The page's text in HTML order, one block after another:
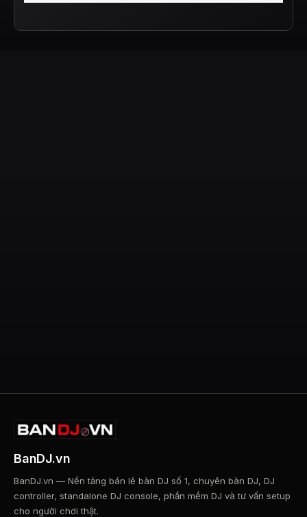
BanDJ.vn
BanDJ.vn — Nền tảng bán lẻ bàn DJ số 1, chuyên bàn DJ, DJ
controller, standalone DJ console, phần mềm DJ và tư vấn setup
cho người chơi thật.